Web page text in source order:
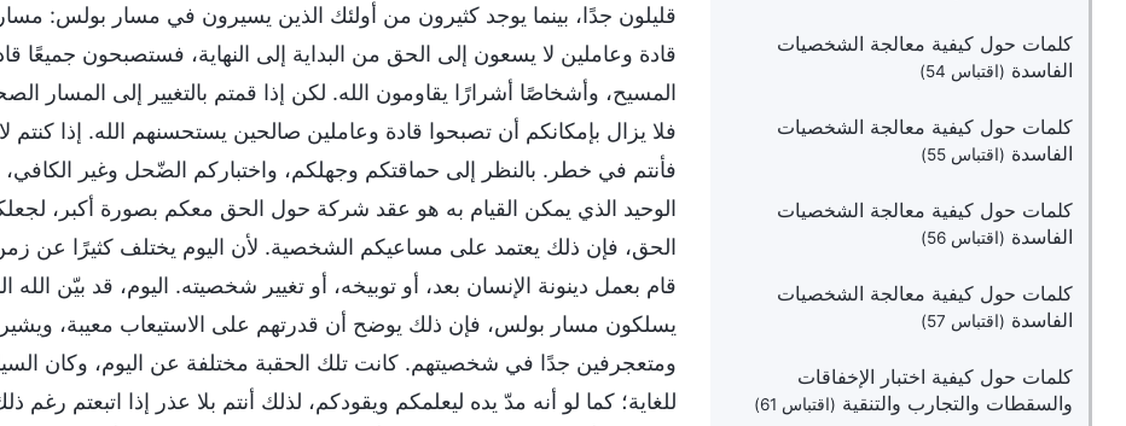
كلمات حول كيفية معالجة الشخصيات
الفاسدة (اقتباس 54)
كلمات حول كيفية معالجة الشخصيات
الفاسدة (اقتباس 55)
كلمات حول كيفية معالجة الشخصيات
الفاسدة (اقتباس 56)
كلمات حول كيفية معالجة الشخصيات
الفاسدة (اقتباس 57)
كلمات حول كيفية اختبار الإخفاقات
والسقطات والتجارب والتنقية (اقتباس 61)
قليلون جدًا، بينما يوجد كثيرون من أولئك الذين يسيرون في مسار بولس:
قادة وعاملين لا يسعون إلى الحق من البداية إلى النهاية، فستصبحون جميعًا
المسيح، وأشخاصًا أشرارًا يقاومون الله. لكن إذا قمتم بالتغيير إلى
فلا يزال بإمكانكم أن تصبحوا قادة وعاملين صالحين يستحسنهم الله. إذا كنتم
فأنتم في خطر. بالنظر إلى حماقتكم وجهلكم، واختباركم الضّحل وغير
الوحيد الذي يمكن القيام به هو عقد شركة حول الحق معكم بصورة أكبر،
الحق، فإن ذلك يعتمد على مساعيكم الشخصية. لأن اليوم يختلف كثيرًا عن
قام بعمل دينونة الإنسان بعد، أو توبيخه، أو تغيير شخصيته. اليوم، قد بيّن
يسلكون مسار بولس، فإن ذلك يوضح أن قدرتهم على الاستيعاب معيبة،
ومتعجرفين جدًا في شخصيتهم. كانت تلك الحقبة مختلفة عن اليوم، وكان
للغاية؛ كما لو أنه مدّ يده ليعلمكم ويقودكم، لذلك أنتم بلا عذر إذا اتبعتم